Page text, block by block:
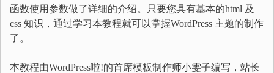
函数使用参数做了详细的介绍。只要您具有基本的html 及
css 知识，通过学习本教程就可以掌握WordPress 主题的制作
了。
本教程由WordPress啦!的首席模板制作师小雯子编写，站长